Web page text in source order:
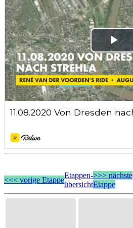
<<< vorige Etappe
Etappen-
übersicht
>>> nächste
Etappe